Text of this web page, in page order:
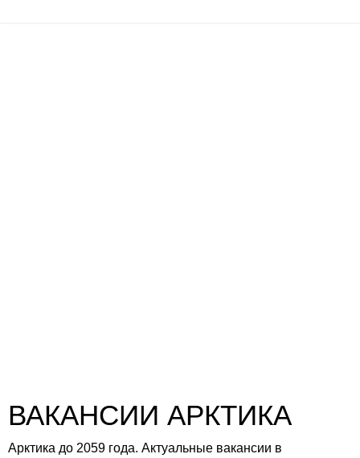
ВАКАНСИИ АРКТИКА
Арктика до 2059 года. Актуальные вакансии в